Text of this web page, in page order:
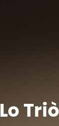
Lo